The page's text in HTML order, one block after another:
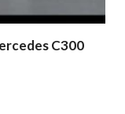
C300